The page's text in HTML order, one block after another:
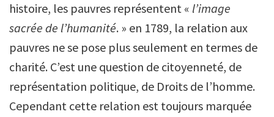
histoire, les pauvres représentent « l’image
sacrée de l’humanité. » en 1789, la relation aux
pauvres ne se pose plus seulement en termes de
charité. C’est une question de citoyenneté, de
représentation politique, de Droits de l’homme.
Cependant cette relation est toujours marquée